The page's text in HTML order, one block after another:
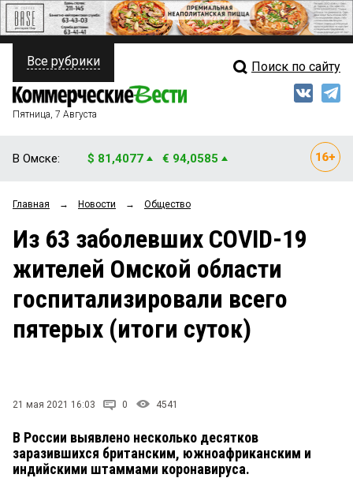
ПОЛИТИКА
ФИНАНСЫ
ОБЩЕСТВО
ЗАКОН
ПРОИСШЕСТВИЯ
Свежий выпуск
Рейтинги
Блоги
Архив
Все рубрики Поиск по сайту
Пятница, 7 Августа
В Омске: $ 81,4077 € 94,0585
Главная → Новости → Общество
Из 63 заболевших COVID-19
жителей Омской области
госпитализировали всего
пятерых (итоги суток)
21 мая 2021 16:03 0 4541
В России выявлено несколько десятков
заразившихся британским, южноафриканским и
индийскими штаммами коронавируса.